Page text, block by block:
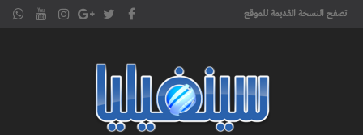
تصفح النسخة القديمة للموقع